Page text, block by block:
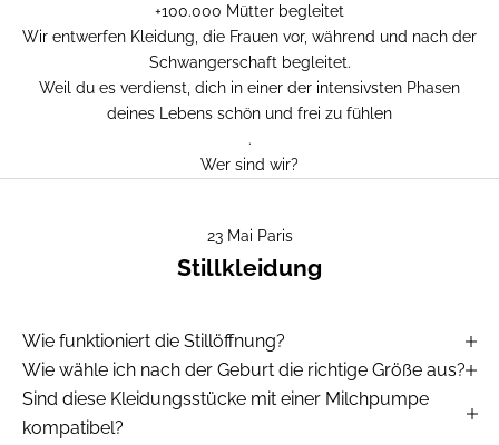
+100.000 Mütter begleitet
Wir entwerfen Kleidung, die Frauen vor, während und nach der
Schwangerschaft begleitet.
Weil du es verdienst, dich in einer der intensivsten Phasen
deines Lebens schön und frei zu fühlen
.
Wer sind wir?
23 Mai Paris
Stillkleidung
Wie funktioniert die Stillöffnung?
Wie wähle ich nach der Geburt die richtige Größe aus?
Sind diese Kleidungsstücke mit einer Milchpumpe
kompatibel?